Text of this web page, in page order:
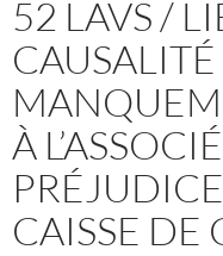
52 LAVS /
À
CAISSE DE